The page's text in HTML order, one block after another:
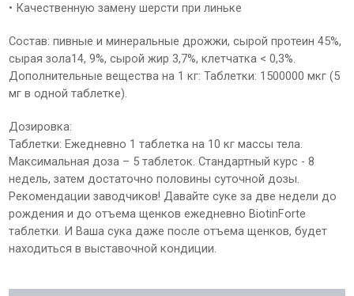
• Качественную замену шерсти при линьке
Состав: пивные и минеральные дрожжи, сырой протеин 45%,
сырая зола14, 9%, сырой жир 3,7%, клетчатка < 0,3%.
Дополнительные вещества на 1 кг: Таблетки: 1500000 мкг (5
мг в одной таблетке).
Дозировка:
Таблетки: Ежедневно 1 таблетка на 10 кг массы тела.
Максимальная доза – 5 таблеток. Стандартный курс - 8
недель, затем достаточно половины суточной дозы.
Рекомендации заводчиков! Давайте суке за две недели до
рождения и до отъема щенков ежедневно BiotinForte
таблетки. И Ваша сука даже после отъема щенков, будет
находиться в выставочной кондиции.